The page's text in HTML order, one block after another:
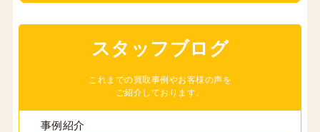
スタッフブログ
これまでの買取事例やお客様の声を
ご紹介しております。
事例紹介